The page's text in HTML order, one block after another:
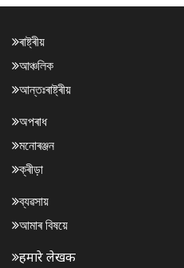
ৰাষ্ট্ৰীয়
আঞ্চলিক
আন্তঃৰাষ্ট্ৰীয়
অপৰাধ
মনোৰঞ্জন
ক্ৰীড়া
ব্যৱসায়
আমাৰ বিষয়ে
हमारे लेखक